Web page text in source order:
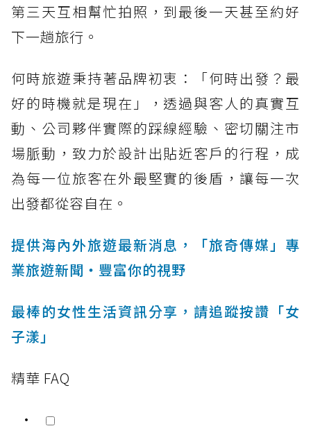
第三天互相幫忙拍照，到最後一天甚至約好
下一趟旅行。
何時旅遊秉持著品牌初衷：「何時出發？最
好的時機就是現在」，透過與客人的真實互
動、公司夥伴實際的踩線經驗、密切關注市
場脈動，致力於設計出貼近客戶的行程，成
為每一位旅客在外最堅實的後盾，讓每一次
出發都從容自在。
提供海內外旅遊最新消息，「旅奇傳媒」專
業旅遊新聞‧豐富你的視野
最棒的女性生活資訊分享，請追蹤按讚「女
子漾」
精華 FAQ